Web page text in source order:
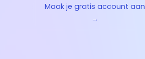
Maak je gratis account aan
→